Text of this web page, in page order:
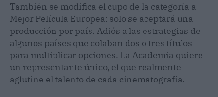
También se modifica el cupo de la categoría a
Mejor Película Europea: solo se aceptará una
producción por país. Adiós a las estrategias de
algunos países que colaban dos o tres títulos
para multiplicar opciones. La Academia quiere
un representante único, el que realmente
aglutine el talento de cada cinematografía.